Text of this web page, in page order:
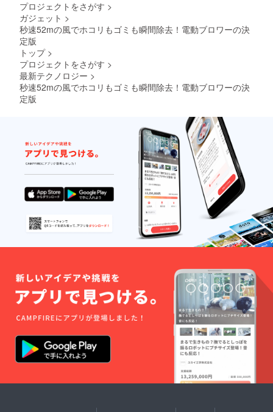
プロジェクトをさがす >
ガジェット >
秒速52mの風でホコリもゴミも瞬間除去！電動ブロワーの決
定版
トップ >
プロジェクトをさがす >
最新テクノロジー >
秒速52mの風でホコリもゴミも瞬間除去！電動ブロワーの決
定版